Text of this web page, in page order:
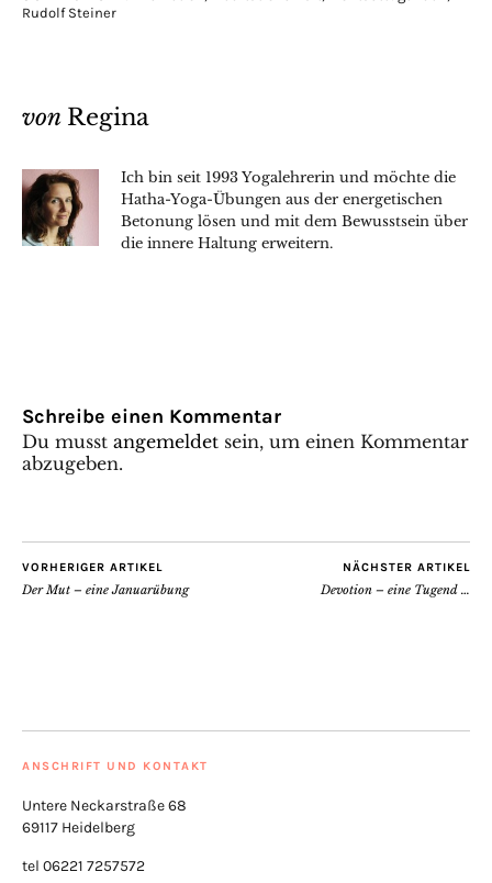
Rudolf Steiner
von Regina
Ich bin seit 1993 Yogalehrerin und möchte die
Hatha-Yoga-Übungen aus der energetischen
Betonung lösen und mit dem Bewusstsein über
die innere Haltung erweitern.
Schreibe einen Kommentar
Du musst angemeldet sein, um einen Kommentar
abzugeben.
VORHERIGER ARTIKEL
Der Mut – eine Januarübung
NÄCHSTER ARTIKEL
Devotion – eine Tugend …
ANSCHRIFT UND KONTAKT
Untere Neckarstraße 68
69117 Heidelberg
tel 06221 7257572